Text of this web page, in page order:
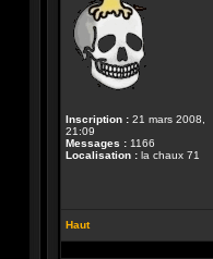
Inscription : 21 mars 2008,
21:09
Messages : 1166
Localisation : la chaux 71
Haut